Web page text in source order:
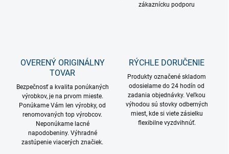
zákaznícku podporu
OVERENÝ ORIGINÁLNY
TOVAR
Bezpečnosť a kvalita ponúkaných
výrobkov, je na prvom mieste.
Ponúkame Vám len výrobky, od
renomovaných top výrobcov.
Neponúkame lacné
napodobeniny. Výhradné
zastúpenie viacerých značiek.
RÝCHLE DORUČENIE
Produkty označené skladom
odosielame do 24 hodín od
zadania objednávky. Veľkou
výhodou sú stovky odberných
miest, kde si viete zásielku
flexibilne vyzdvihnúť.